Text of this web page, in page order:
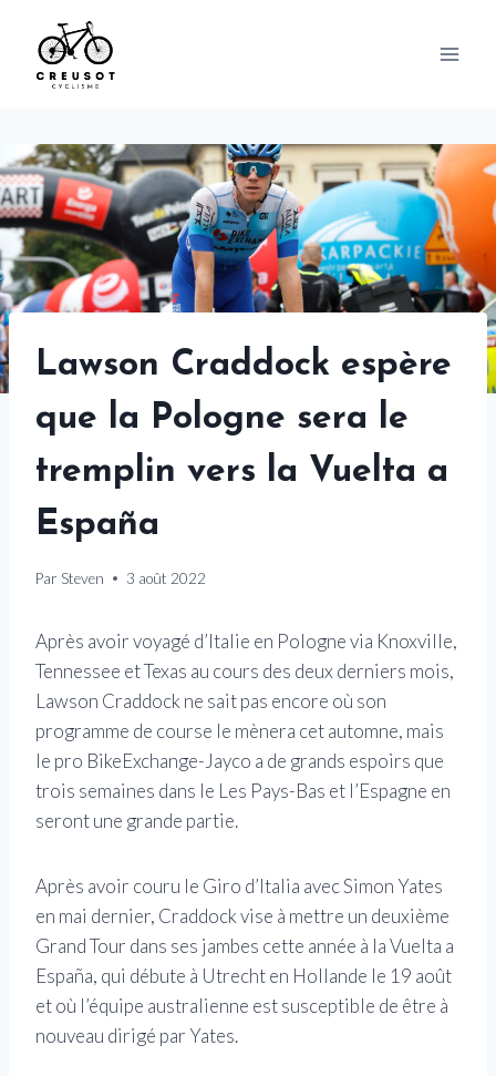
content
Lawson Craddock espère
que la Pologne sera le
tremplin vers la Vuelta a
España
Par Steven 3 août 2022
Après avoir voyagé d’Italie en Pologne via Knoxville,
Tennessee et Texas au cours des deux derniers mois,
Lawson Craddock ne sait pas encore où son
programme de course le mènera cet automne, mais
le pro BikeExchange-Jayco a de grands espoirs que
trois semaines dans le Les Pays-Bas et l’Espagne en
seront une grande partie.
Après avoir couru le Giro d’Italia avec Simon Yates
en mai dernier, Craddock vise à mettre un deuxième
Grand Tour dans ses jambes cette année à la Vuelta a
España, qui débute à Utrecht en Hollande le 19 août
et où l’équipe australienne est susceptible de être à
nouveau dirigé par Yates.